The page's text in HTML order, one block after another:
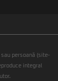
persoană (site-
integral